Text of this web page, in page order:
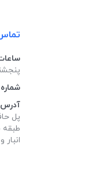
پنجشنبه
آدرس
پل